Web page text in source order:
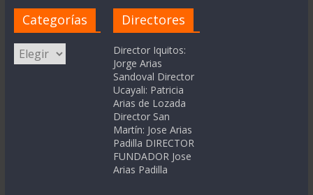
Categorías
Categorías
Directores
Director Iquitos:
Jorge Arias
Sandoval Director
Ucayali: Patricia
Arias de Lozada
Director San
Martín: Jose Arias
Padilla DIRECTOR
FUNDADOR Jose
Arias Padilla